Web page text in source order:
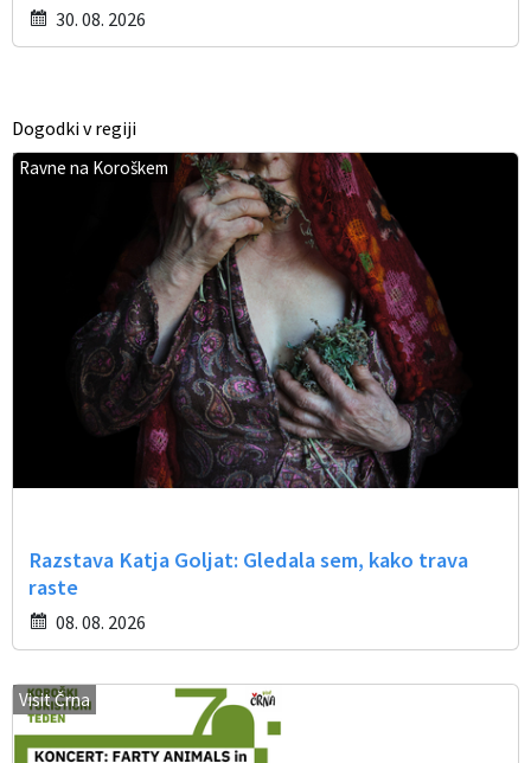
30. 08. 2026
Dogodki v regiji
Ravne na Koroškem
Razstava Katja Goljat: Gledala sem, kako trava
raste
08. 08. 2026
Visit Črna